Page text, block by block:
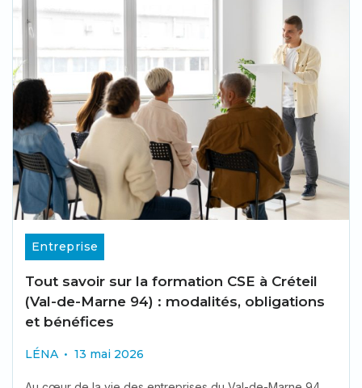
Entreprise
Tout savoir sur la formation CSE à Créteil
(Val-de-Marne 94) : modalités, obligations
et bénéfices
LÉNA 13 mai 2026